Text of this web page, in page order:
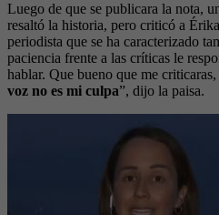
Luego de que se publicara la nota,
resaltó la historia, pero criticó a
periodista que se ha caracterizado
paciencia frente a las críticas le
hablar. Que bueno que me
voz no es mi culpa”, dijo la paisa.